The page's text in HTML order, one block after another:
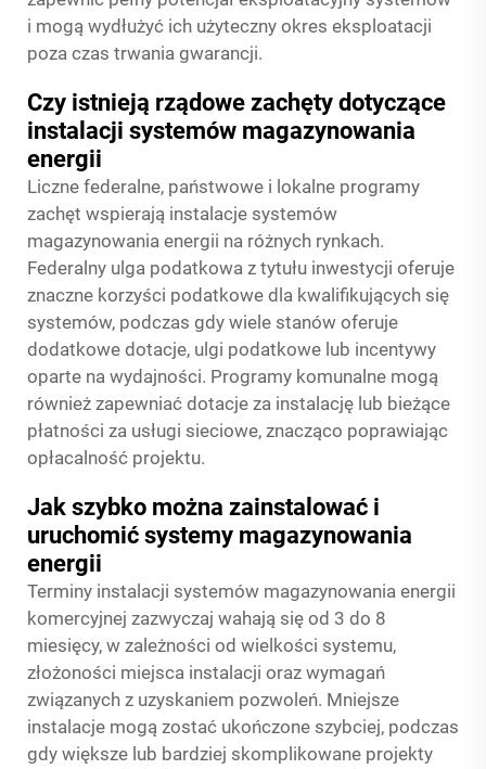
i mogą wydłużyć ich użyteczny okres eksploatacji
poza czas trwania gwarancji.
Czy istnieją rządowe zachęty dotyczące
instalacji systemów magazynowania
energii
Liczne federalne, państwowe i lokalne programy
zachęt wspierają instalacje systemów
magazynowania energii na różnych rynkach.
Federalny ulga podatkowa z tytułu inwestycji oferuje
znaczne korzyści podatkowe dla kwalifikujących się
systemów, podczas gdy wiele stanów oferuje
dodatkowe dotacje, ulgi podatkowe lub incentywy
oparte na wydajności. Programy komunalne mogą
również zapewniać dotacje za instalację lub bieżące
płatności za usługi sieciowe, znacząco poprawiając
opłacalność projektu.
Jak szybko można zainstalować i
uruchomić systemy magazynowania
energii
Terminy instalacji systemów magazynowania energii
komercyjnej zazwyczaj wahają się od 3 do 8
miesięcy, w zależności od wielkości systemu,
złożoności miejsca instalacji oraz wymagań
związanych z uzyskaniem pozwoleń. Mniejsze
instalacje mogą zostać ukończone szybciej, podczas
gdy większe lub bardziej skomplikowane projekty